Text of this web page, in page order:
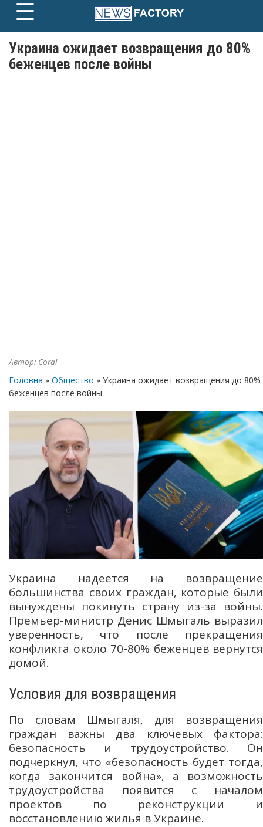
content
☰
Украина ожидает возвращения до 80%
беженцев после войны
Автор: Coral
Головна » Общество » Украина ожидает возвращения до 80%
беженцев после войны
Украина надеется на возвращение
большинства своих граждан, которые были
вынуждены покинуть страну из-за войны.
Премьер-министр Денис Шмыгаль выразил
уверенность, что после прекращения
конфликта около 70-80% беженцев вернутся
домой.
Условия для возвращения
По словам Шмыгаля, для возвращения
граждан важны два ключевых фактора:
безопасность и трудоустройство. Он
подчеркнул, что «безопасность будет тогда,
когда закончится война», а возможность
трудоустройства появится с началом
проектов по реконструкции и
восстановлению жилья в Украине.